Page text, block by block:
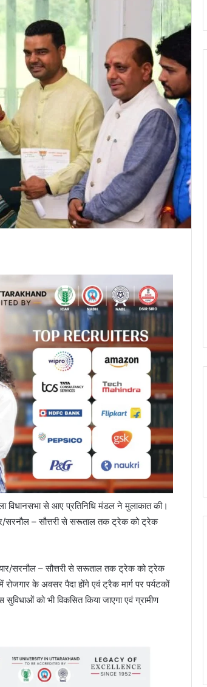
विधानसभा से आए प्रतिनिधि मंडल ने मुलाकात की।
सरनौल – सौत्तरी से सरूताल तक ट्रेक को ट्रेक
सरनौल – सौत्तरी से सरूताल तक ट्रेक को ट्रेक
के अवसर पैदा होंगे एवं ट्रैक मार्ग पर पर्यटकों
को भी विकसित किया जाएगा एवं ग्रामीण